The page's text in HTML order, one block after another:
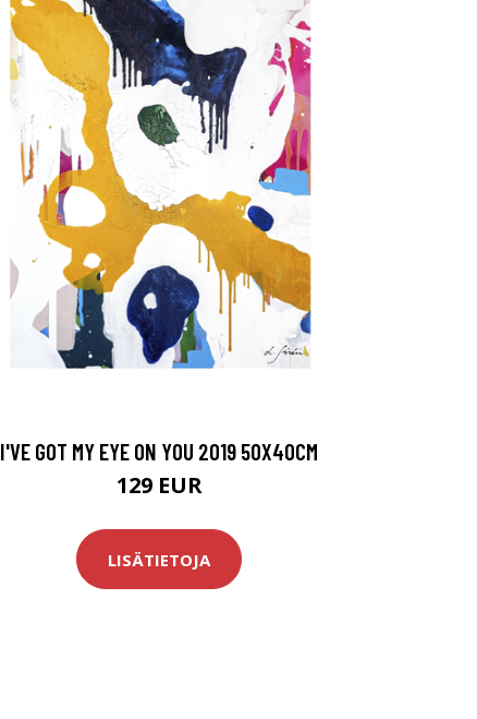
I'VE GOT MY EYE ON YOU 2019 50X40CM
129 EUR
LISÄTIETOJA